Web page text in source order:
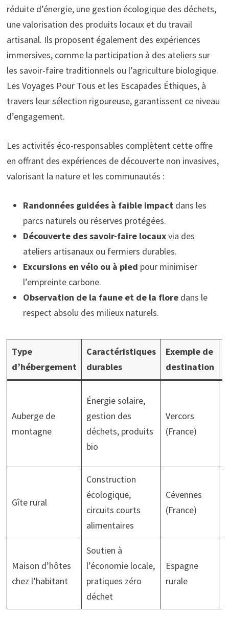
réduite d’énergie, une gestion écologique des déchets,
une valorisation des produits locaux et du travail
artisanal. Ils proposent également des expériences
immersives, comme la participation à des ateliers sur
les savoir-faire traditionnels ou l’agriculture biologique.
Les Voyages Pour Tous et les Escapades Éthiques, à
travers leur sélection rigoureuse, garantissent ce niveau
d’engagement.
Les activités éco-responsables complètent cette offre
en offrant des expériences de découverte non invasives,
valorisant la nature et les communautés :
Randonnées guidées à faible impactdans les
parcs naturels ou réserves protégées.
Découverte des savoir-faire locauxvia des
ateliers artisanaux ou fermiers durables.
Excursions en vélo ou à pied pour minimiser
l’empreinte carbone.
Observation de la faune et de la floredans le
respect absolu des milieux naturels.
Type
d’hébergement
Caractéristiques
durables
Exemple de
destination
Auberge de
montagne
Énergie solaire,
gestion des
déchets, produits
bio
Vercors
(France)
Gîte rural
Construction
écologique,
circuits courts
alimentaires
Cévennes
(France)
Maison d’hôtes
chez l’habitant
Soutien à
l’économie locale,
pratiques zéro
déchet
Espagne
rurale